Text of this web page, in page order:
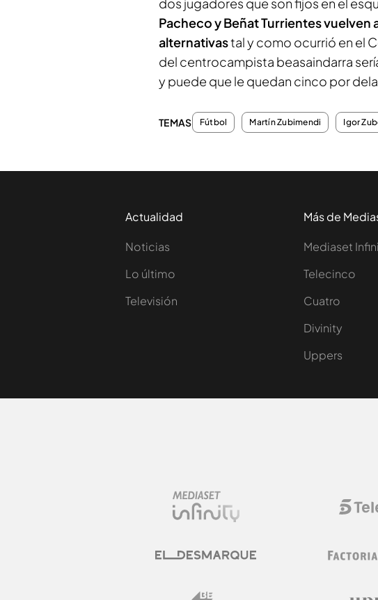
Pacheco y Beñat Turrientes
alternativastal y como ocurrió en el
del centrocampista beasaindarra
y puede que le quedan cinco por
TEMAS Fútbol Martín Zubimendi Igor
Actualidad
Noticias
Lo último
Televisión
Más de
Mediaset
Telecinco
Cuatro
Divinity
Uppers